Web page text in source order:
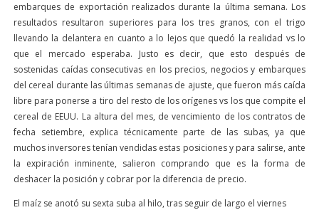
embarques de exportación realizados durante la última semana. Los
resultados resultaron superiores para los tres granos, con el trigo
llevando la delantera en cuanto a lo lejos que quedó la realidad vs lo
que el mercado esperaba. Justo es decir, que esto después de
sostenidas caídas consecutivas en los precios, negocios y embarques
del cereal durante las últimas semanas de ajuste, que fueron más caída
libre para ponerse a tiro del resto de los orígenes vs los que compite el
cereal de EEUU. La altura del mes, de vencimiento de los contratos de
fecha setiembre, explica técnicamente parte de las subas, ya que
muchos inversores tenían vendidas estas posiciones y para salirse, ante
la expiración inminente, salieron comprando que es la forma de
deshacer la posición y cobrar por la diferencia de precio.
El maíz se anotó su sexta suba al hilo, tras seguir de largo el viernes